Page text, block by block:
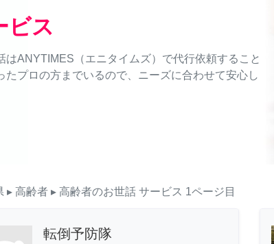
ビス
ANYTIMES（エニタイムズ）で代行依頼すること
プロの方までいるので、ニーズに合わせて安心し
▸ 高齢者 ▸ 高齢者のお世話 サービス 1ページ目
転倒予防隊